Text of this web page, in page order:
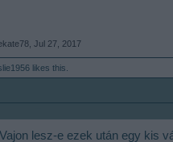
Jul 27, 2017
likes this.
Vajon lesz-e ezek után egy kis